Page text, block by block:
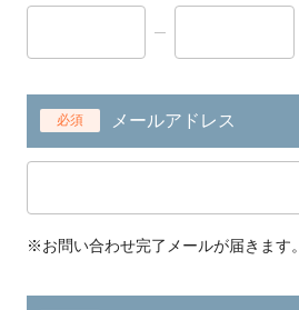
必須 メールアドレス
※お問い合わせ完了メールが届きます。